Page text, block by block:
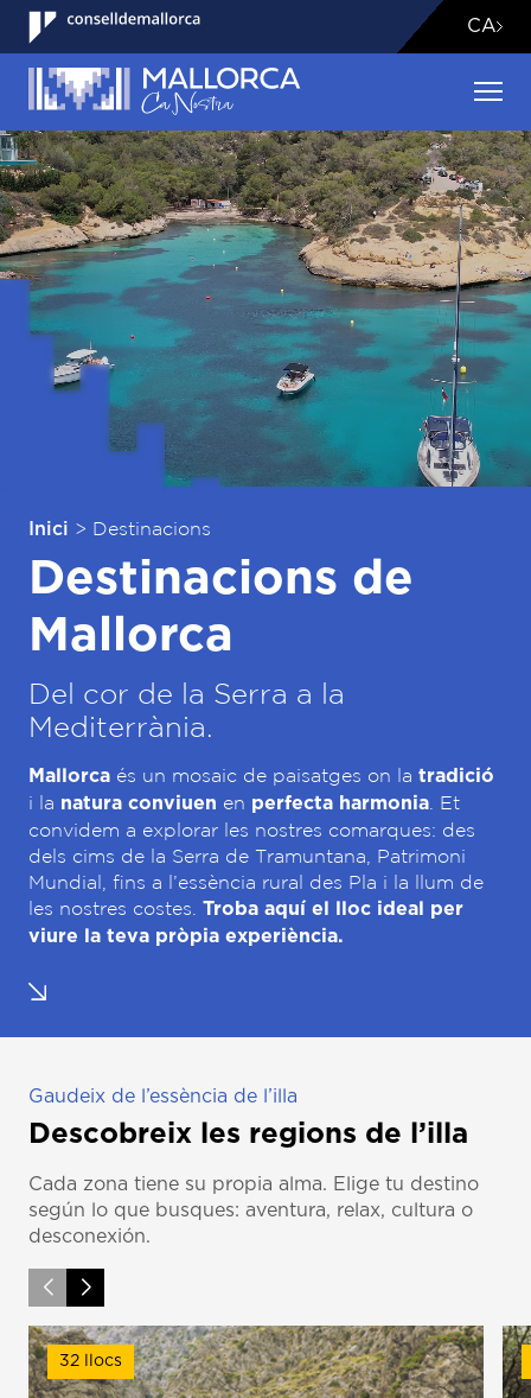
CA
Inici > Destinacions
Destinacions de
Mallorca
Del cor de la Serra a la
Mediterrània.
Mallorca és un mosaic de paisatges on la tradició
i la natura conviuen en perfecta harmonia . Et
convidem a explorar les nostres comarques: des
dels cims de la Serra de Tramuntana, Patrimoni
Mundial, fins a l’essència rural des Pla i la llum de
les nostres costes. Troba aquí el lloc ideal per
viure la teva pròpia experiència.
Gaudeix de l’essència de l’illa
Descobreix les regions de l’illa
Cada zona tiene su propia alma. Elige tu destino
según lo que busques: aventura, relax, cultura o
desconexión.
32 llocs